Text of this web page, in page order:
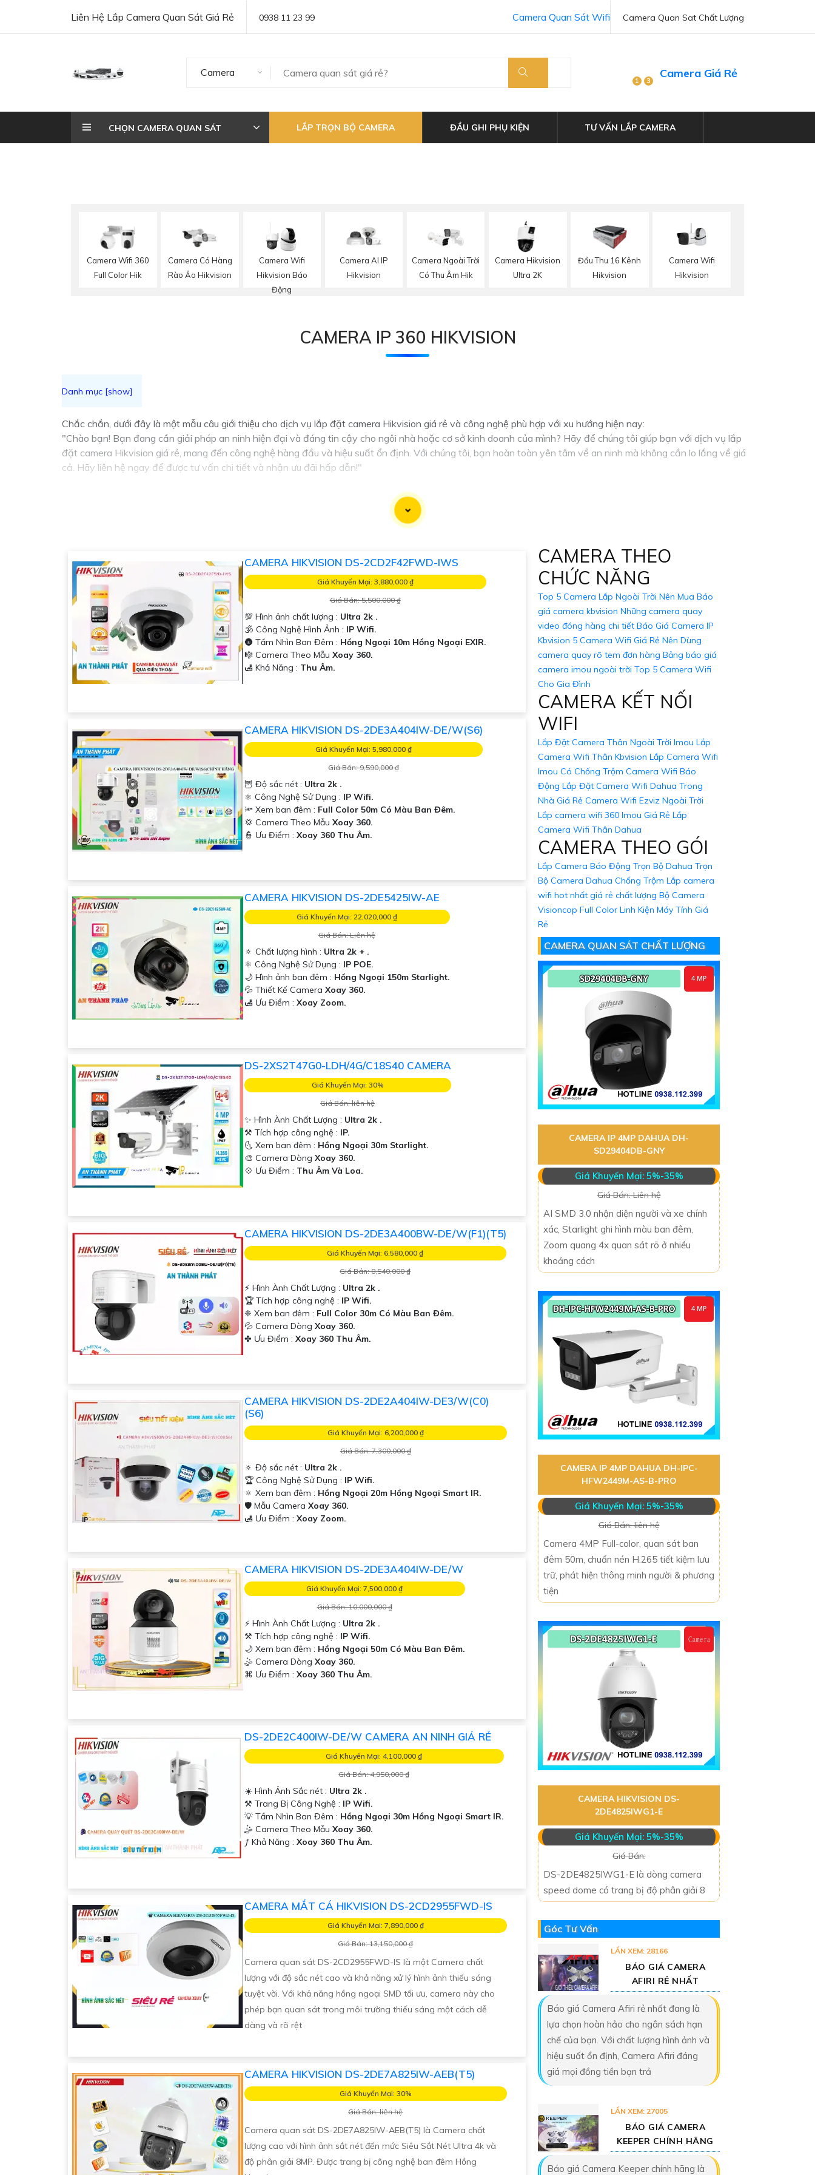
Liên Hệ Lắp Camera Quan Sát Giá Rẻ 0938 11 23 99 Camera Quan Sat Chất Lượng
Camera Quan Sát Wifi
Camera
1 3
Camera Giá Rẻ
CHỌN CAMERA QUAN SÁT LẮP TRỌN BỘ CAMERA ĐẦU GHI PHỤ KIỆN TƯ VẤN LẮP CAMERA
Camera Wifi 360
Full Color Hik
Camera Có Hàng
Rào Ảo Hikvision
Camera Wifi
Hikvision Báo
Động
Camera AI IP
Hikvision
Camera Ngoài Trời
Có Thu Âm Hik
Camera Hikvision
Ultra 2K
Đầu Thu 16 Kênh
Hikvision
Camera Wifi
Hikvision
CAMERA IP 360 HIKVISION
Chắc chắn, dưới đây là một mẫu câu giới thiệu cho dịch vụ lắp đặt camera Hikvision giá rẻ và công nghệ phù hợp với xu hướng hiện nay:
"Chào bạn! Bạn đang cần giải pháp an ninh hiện đại và đáng tin cậy cho ngôi nhà hoặc cơ sở kinh doanh của mình? Hãy để chúng tôi giúp bạn với dịch vụ lắp
đặt camera Hikvision giá rẻ, mang đến công nghệ hàng đầu và hiệu suất ổn định. Với chúng tôi, bạn hoàn toàn yên tâm về an ninh mà không cần lo lắng về giá
cả. Hãy liên hệ ngay để được tư vấn chi tiết và nhận ưu đãi hấp dẫn!"
CAMERA HIKVISION DS-2CD2F42FWD-IWS
Giá Khuyến Mại: 3,880,000 ₫
Giá Bán: 5,500,000 ₫
💯 Hình ảnh chất lượng : Ultra 2k .
🕉️ Công Nghệ Hình Ảnh : IP Wifi.
🌚 Tầm Nhìn Ban Đêm : Hồng Ngoại 10m Hồng Ngoại EXIR.
🎼️ Camera Theo Mẫu Xoay 360.
️🛃 Khả Năng : Thu Âm.
CAMERA HIKVISION DS-2DE3A404IW-DE/W(S6)
Giá Khuyến Mại: 5,980,000 ₫
Giá Bán: 9,590,000 ₫
🦉 Độ sắc nét : Ultra 2k .
⚛️ Công Nghệ Sử Dụng : IP Wifi.
🔦 Xem ban đêm : Full Color 50m Có Màu Ban Đêm.
💢 Camera Theo Mẫu Xoay 360.
️👮 Ưu Điểm : Xoay 360 Thu Âm.
CAMERA HIKVISION DS-2DE5425IW-AE
Giá Khuyến Mại: 22,020,000 ₫
Giá Bán: Liên hệ
🔅 Chất lượng hình : Ultra 2k + .
⚛️ Công Nghệ Sử Dụng : IP POE.
🌙 Hình ảnh ban đêm : Hồng Ngoại 150m Starlight.
💦 Thiết Kế Camera Xoay 360.
️🛃 Ưu Điểm : Xoay Zoom.
DS-2XS2T47G0-LDH/4G/C18S40 CAMERA
Giá Khuyến Mại: 30%
Giá Bán: liên hệ
✨ Hình Ành Chất Lượng : Ultra 2k .
⚒ Tích hợp công nghệ : IP.
🌜 Xem ban đêm : Hồng Ngoại 30m Starlight.
🎨 Camera Dòng Xoay 360.
️💠 Ưu Điểm : Thu Âm Và Loa.
CAMERA HIKVISION DS-2DE3A400BW-DE/W(F1)(T5)
Giá Khuyến Mại: 6,580,000 ₫
Giá Bán: 8,540,000 ₫
️⚡ Hình Ành Chất Lượng : Ultra 2k .
🏆 Tích hợp công nghệ : IP Wifi.
❈ Xem ban đêm : Full Color 30m Có Màu Ban Đêm.
💦 Camera Dòng Xoay 360.
️✤ Ưu Điểm : Xoay 360 Thu Âm.
CAMERA HIKVISION DS-2DE2A404IW-DE3/W(C0)
(S6)
Giá Khuyến Mại: 6,200,000 ₫
Giá Bán: 7,300,000 ₫
🔅 Độ sắc nét : Ultra 2k .
🏆 Công Nghệ Sử Dụng : IP Wifi.
🔅 Xem ban đêm : Hồng Ngoại 20m Hồng Ngoại Smart IR.
🛡 Mẫu Camera Xoay 360.
️🛃 Ưu Điểm : Xoay Zoom.
CAMERA HIKVISION DS-2DE3A404IW-DE/W
Giá Khuyến Mại: 7,500,000 ₫
Giá Bán: 10,000,000 ₫
️⚡ Hình Ành Chất Lượng : Ultra 2k .
⚒ Tích hợp công nghệ : IP Wifi.
🌙 Xem ban đêm : Hồng Ngoại 50m Có Màu Ban Đêm.
🤹 Camera Dòng Xoay 360.
️⌘ Ưu Điểm : Xoay 360 Thu Âm.
DS-2DE2C400IW-DE/W CAMERA AN NINH GIÁ RẺ
Giá Khuyến Mại: 4,100,000 ₫
Giá Bán: 4,950,000 ₫
☀️ Hình Ảnh Sắc nét : Ultra 2k .
⚒ Trang Bị Công Nghệ : IP Wifi.
💡 Tầm Nhìn Ban Đêm : Hồng Ngoại 30m Hồng Ngoại Smart IR.
🤹 Camera Theo Mẫu Xoay 360.
️ƒ Khả Năng : Xoay 360 Thu Âm.
CAMERA MẮT CÁ HIKVISION DS-2CD2955FWD-IS
Giá Khuyến Mại: 7,890,000 ₫
Giá Bán: 13,150,000 ₫
Camera quan sát DS-2CD2955FWD-IS là một Camera chất
lượng với độ sắc nét cao và khả năng xử lý hình ảnh thiếu sáng
tuyệt vời. Với khả năng hồng ngoại SMD tối ưu, camera này cho
phép bạn quan sát trong môi trường thiếu sáng một cách dễ
dàng và rõ rệt
CAMERA HIKVISION DS-2DE7A825IW-AEB(T5)
Giá Khuyến Mại: 30%
Giá Bán: liên hệ
Camera quan sát DS-2DE7A825IW-AEB(T5) là Camera chất
lượng cao với hình ảnh sắt nét đến mức Siêu Sắt Nét Ultra 4k và
độ phân giải 8MP. Được trang bị công nghệ ban đêm Hồng
CAMERA THEO
CHỨC NĂNG
Top 5 Camera Lắp Ngoài Trời Nên Mua Báo
giá camera kbvision Những camera quay
video đóng hàng chi tiết Báo Giá Camera IP
Kbvision 5 Camera Wifi Giá Rẻ Nên Dùng
camera quay rõ tem đơn hàng Bảng báo giá
camera imou ngoài trời Top 5 Camera Wifi
Cho Gia Đình
CAMERA KẾT NỐI
WIFI
Lắp Đặt Camera Thân Ngoài Trời Imou Lắp
Camera Wifi Thân Kbvision Lắp Camera Wifi
Imou Có Chống Trộm Camera Wifi Báo
Động Lắp Đặt Camera Wifi Dahua Trong
Nhà Giá Rẻ Camera Wifi Ezviz Ngoài Trời
Lắp camera wifi 360 Imou Giá Rẻ Lắp
Camera Wifi Thân Dahua
CAMERA THEO GÓI
Lắp Camera Báo Động Trọn Bộ Dahua Trọn
Bộ Camera Dahua Chống Trộm Lắp camera
wifi hot nhất giá rẻ chất lượng Bộ Camera
Visioncop Full Color Linh Kiện Máy Tính Giá
Rẻ
CAMERA QUAN SÁT CHẤT LƯỢNG
CAMERA IP 4MP DAHUA DH-
SD29404DB-GNY
Giá Khuyến Mại: 5%-35%
Giá Bán: Liên hệ
AI SMD 3.0 nhận diện người và xe chính
xác, Starlight ghi hình màu ban đêm,
Zoom quang 4x quan sát rõ ở nhiều
khoảng cách
CAMERA IP 4MP DAHUA DH-IPC-
HFW2449M-AS-B-PRO
Giá Khuyến Mại: 5%-35%
Giá Bán: liên hệ
Camera 4MP Full-color, quan sát ban
đêm 50m, chuẩn nén H.265 tiết kiệm lưu
trữ, phát hiện thông minh người & phương
tiện
CAMERA HIKVISION DS-
2DE4825IWG1-E
Giá Khuyến Mại: 5%-35%
Giá Bán:
DS-2DE4825IWG1-E là dòng camera
speed dome có trang bị độ phân giải 8
Góc Tư Vấn
LẦN XEM: 28166
BÁO GIÁ CAMERA
AFIRI RẺ NHẤT
Báo giá Camera Afiri rẻ nhất đang là
lựa chọn hoàn hảo cho ngân sách hạn
chế của bạn. Với chất lượng hình ảnh và
hiệu suất ổn định, Camera Afiri đáng
giá mọi đồng tiền bạn trả
LẦN XEM: 27005
BÁO GIÁ CAMERA
KEEPER CHÍNH HÃNG
Báo giá Camera Keeper chính hãng là